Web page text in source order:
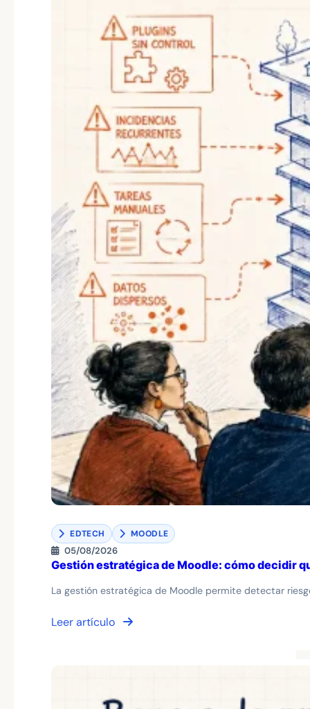
EDTECH MOODLE
05/08/2026
Gestión estratégica de Moodle: cómo decidir
La gestión estratégica de Moodle permite detectar
Leer artículo